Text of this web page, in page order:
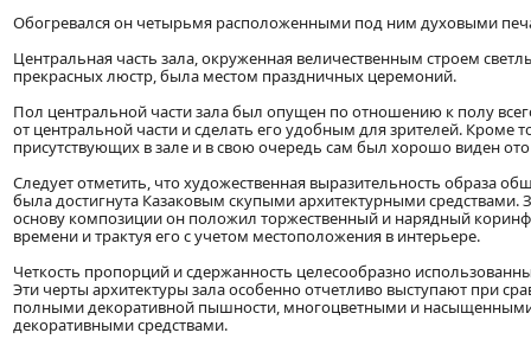
Обогревался он четырьмя расположенными под ним духовыми
Центральная часть зала, окруженная величественным строем
прекрасных люстр, была местом праздничных церемоний.
Пол центральной части зала был опущен по отношению к полу
от центральной части и сделать его удобным для зрителей. Кроме
присутствующих в зале и в свою очередь сам был хорошо виден
Следует отметить, что художественная выразительность образа
была достигнута Казаковым скупыми архитектурными средствами.
основу композиции он положил торжественный и нарядный
времени и трактуя его с учетом местоположения в интерьере.
Четкость пропорций и сдержанность целесообразно
Эти черты архитектуры зала особенно отчетливо выступают при
полными декоративной пышности, многоцветными и
декоративными средствами.